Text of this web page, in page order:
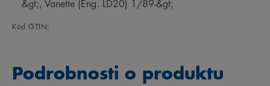
&gt;, Vanette (Eng. LD20) 1/89-&gt;
Kód GTIN:
Podrobnosti o produktu